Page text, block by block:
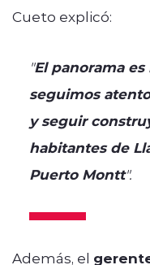
Cueto explicó:
"El panorama
seguimos
y seguir
habitantes de
Puerto Montt".
Además, el